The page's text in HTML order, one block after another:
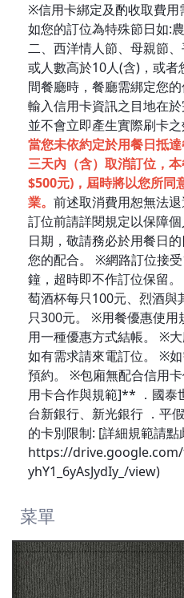
※信用卡綁定及酌收取費用
如您的訂位為特殊節日如:
二、西洋情人節、母親節
或人數高於10人(含)，或
間餐廳時，餐廳需綁定您
輸入信用卡資訊之目地在
並不會立即產生實際刷卡之
當您未依約定於用餐日抵
三天內（含）取消訂位，
$500元)，屆時將以您所同
業。 前述取消費用恕無法
訂位前請詳閱規定以保障
日期，敬請務必於用餐日
您的配合。 ※網路訂位接
鐘，超時即不作訂位保留
萄酒杯每只100元、烈酒
只300元。 ※用餐優惠使用
用一種優惠方式結帳。 ※
如有需求請來電訂位。 ※
預約。 ※包廂無配合信用
用卡合作與規範]** ．國泰
台新銀行、新光銀行 ．平
的卡別限制: [詳細規範請點
https://
yhY1_6yAsJydIy_/view)
菜單